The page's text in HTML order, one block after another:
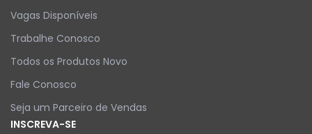
Vagas Disponíveis
Trabalhe Conosco
Todos os Produtos Novo
Fale Conosco
Seja um Parceiro de Vendas
INSCREVA-SE